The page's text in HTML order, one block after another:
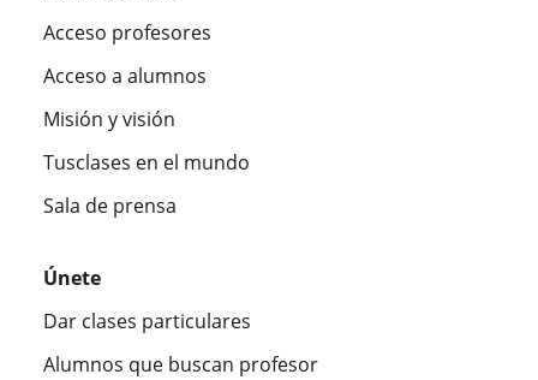
Acceso profesores
Acceso a alumnos
Misión y visión
Tusclases en el mundo
Sala de prensa
Únete
Dar clases particulares
Alumnos que buscan profesor